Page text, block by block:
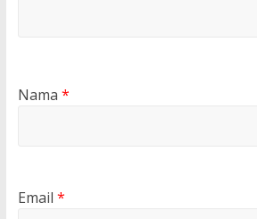
Nama *
Email *